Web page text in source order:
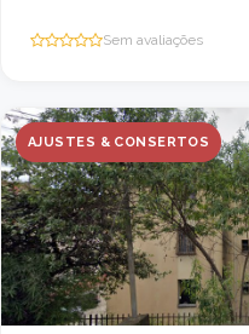
Sem avaliações
AJUSTES & CONSERTOS